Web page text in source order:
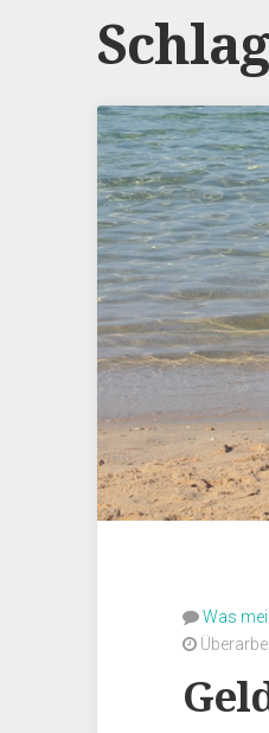
Was